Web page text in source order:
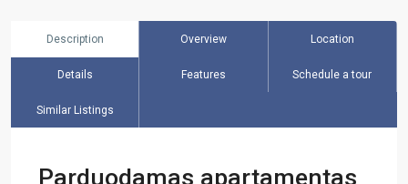
Description Overview Location
Details Features Schedule a tour
Similar Listings
Parduodamas apartamentas